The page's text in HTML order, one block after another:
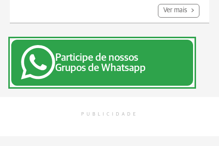
Ver mais
Participe de nossos
Grupos de Whatsapp
PUBLICIDADE